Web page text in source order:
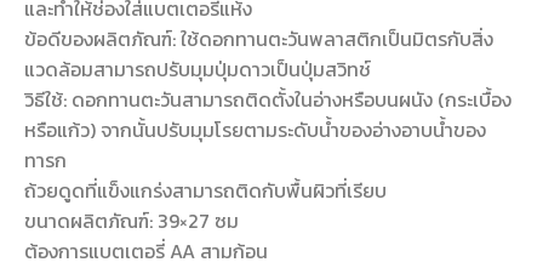
และทำให้ช่องใส่แบตเตอรี่แห้ง
ข้อดีของผลิตภัณฑ์: ใช้ดอกทานตะวันพลาสติกเป็นมิตรกับสิ่ง
แวดล้อมสามารถปรับมุมปุ่มดาวเป็นปุ่มสวิทช์
วิธีใช้: ดอกทานตะวันสามารถติดตั้งในอ่างหรือบนผนัง (กระเบื้อง
หรือแก้ว) จากนั้นปรับมุมโรยตามระดับน้ำของอ่างอาบน้ำของ
ทารก
ถ้วยดูดที่แข็งแกร่งสามารถติดกับพื้นผิวที่เรียบ
ขนาดผลิตภัณฑ์: 39×27 ซม
ต้องการแบตเตอรี่ AA สามก้อน